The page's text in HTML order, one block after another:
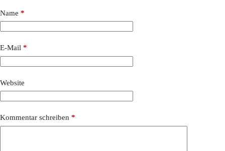
Name *
E-Mail *
Website
Kommentar schreiben *